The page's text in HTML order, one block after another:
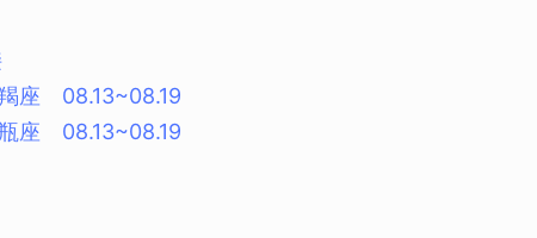
座 08.13~08.19
座 08.13~08.19